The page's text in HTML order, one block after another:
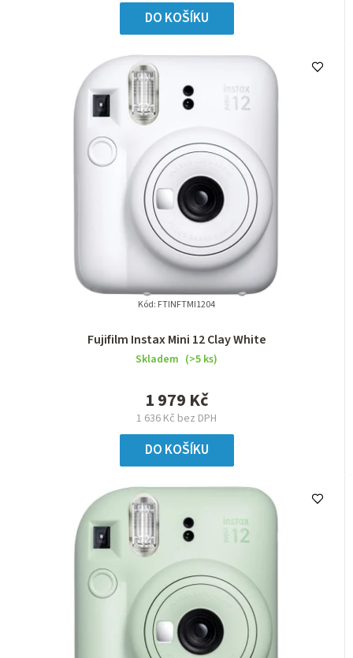
DO KOŠÍKU
Fujifilm Instax Mini 12 Clay White
Skladem (>5 ks)
1 636 Kč bez DPH
1 979 Kč
DO KOŠÍKU
Kód: FTINFTMI1204